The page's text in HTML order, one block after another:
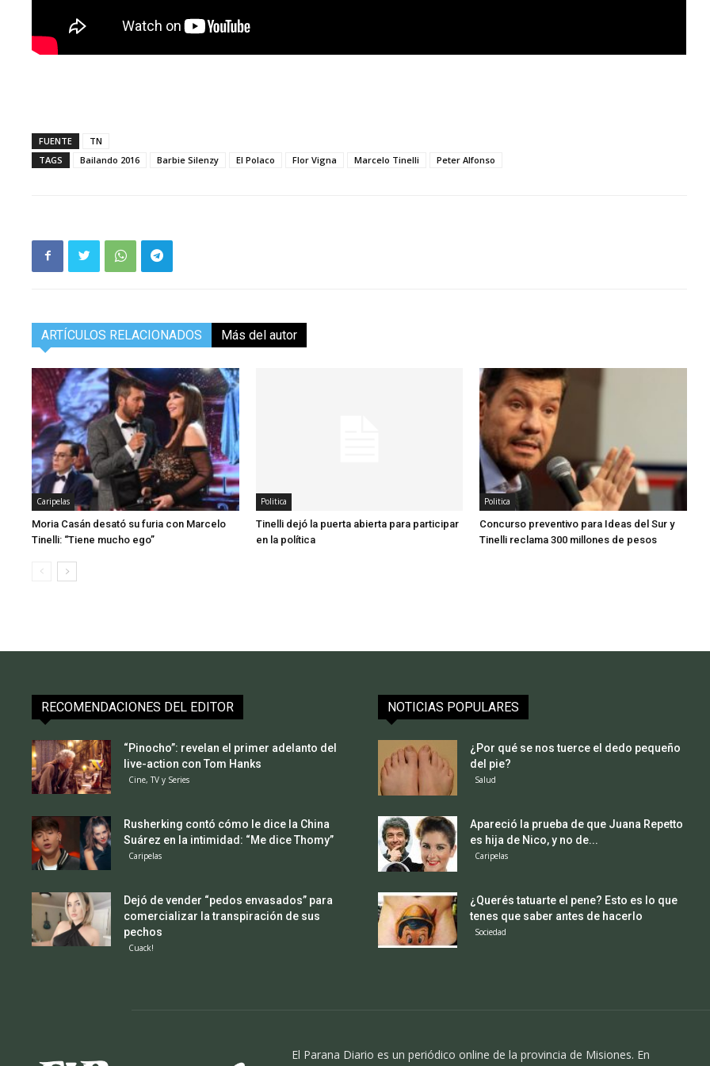
FUENTE
TN
TAGS
Bailando 2016 Barbie Silenzy El Polaco Flor Vigna Marcelo Tinelli Peter Alfonso
ARTÍCULOS RELACIONADOS Más del autor
Caripelas
Moria Casán desató su furia con Marcelo
Tinelli: “Tiene mucho ego”
Politica
Tinelli dejó la puerta abierta para participar
en la política
Politica
Concurso preventivo para Ideas del Sur y
Tinelli reclama 300 millones de pesos
RECOMENDACIONES DEL EDITOR
“Pinocho”: revelan el primer adelanto del
live-action con Tom Hanks
Cine, TV y Series
Rusherking contó cómo le dice la China
Suárez en la intimidad: “Me dice Thomy”
Caripelas
Dejó de vender “pedos envasados” para
comercializar la transpiración de sus
pechos
Cuack!
NOTICIAS POPULARES
¿Por qué se nos tuerce el dedo pequeño
del pie?
Salud
Apareció la prueba de que Juana Repetto
es hija de Nico, y no de...
Caripelas
¿Querés tatuarte el pene? Esto es lo que
tenes que saber antes de hacerlo
Sociedad
El Parana Diario es un periódico online de la provincia de Misiones. En